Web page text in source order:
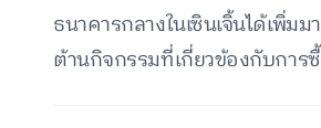
ธนาคารกลางในเซินเจิ้นได้เพิ่ม
ต้านกิจกรรมที่เกี่ยวข้องกับกา